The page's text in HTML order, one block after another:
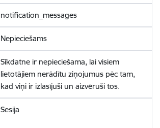
notification_messages
Nepieciešams
Sīkdatne ir nepieciešama, lai visiem
lietotājiem nerādītu ziņojumus pēc tam,
kad viņi ir izlasījuši un aizvēruši tos.
Sesija